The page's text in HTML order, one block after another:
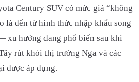
Century SUV có mức giá “không
là đến từ hình thức nhập khẩu song
xu hướng đang phổ biến sau khi
rút khỏi thị trường Nga và các
được áp dụng.